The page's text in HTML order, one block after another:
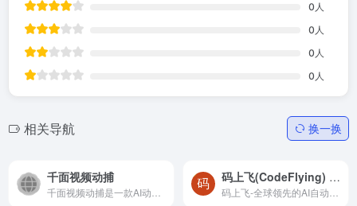
0 人
0 人
0 人
0 人
相关导航 换一换
千面视频动捕 码上飞(CodeFlying) – AI自动化开发平台